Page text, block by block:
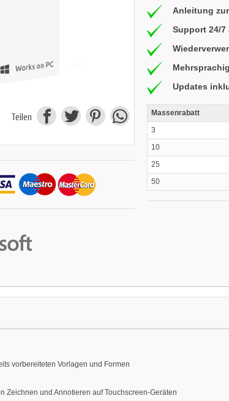
Teilen
Anleitung
Support 24/7
Mehrsprachig
Updates
Massenrabatt
3
10
25
50
vorbereiteten Vorlagen und Formen
Zeichnen und Annotieren auf Touchscreen-Geräten